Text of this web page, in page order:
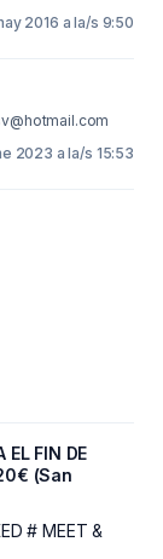
2016 a la/s 9:50
2023 a la/s 15:53
EL FIN DE
(San
# MEET &